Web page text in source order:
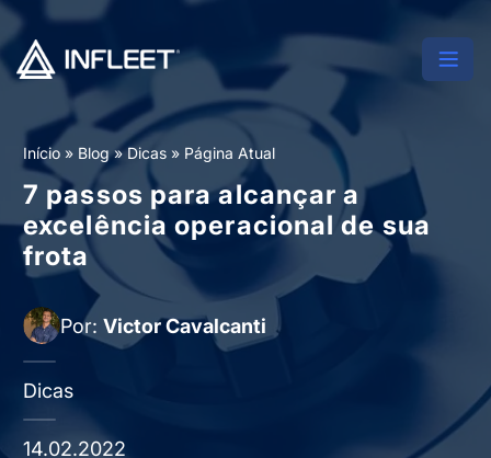
Início » Blog»Dicas » Página Atual
7 passos para alcançar a
excelência operacional de sua
frota
Por: Victor Cavalcanti
Dicas
14.02.2022